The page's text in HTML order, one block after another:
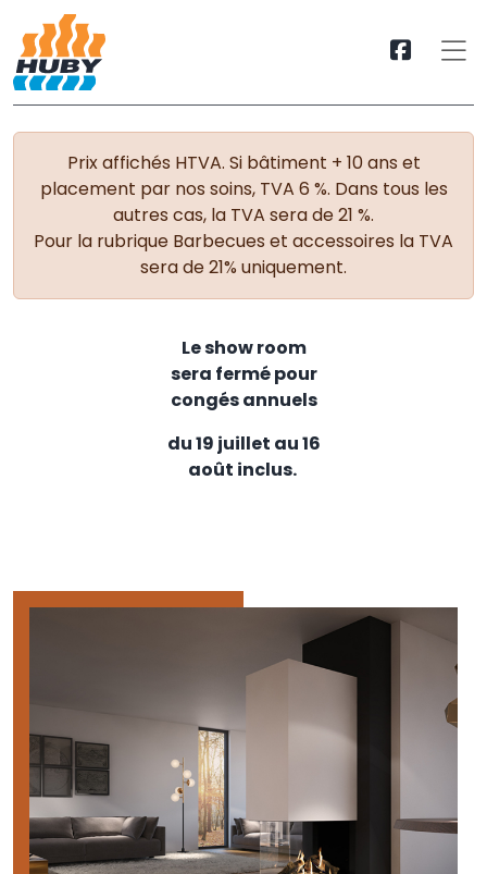
Prix affichés HTVA. Si bâtiment + 10 ans et
placement par nos soins, TVA 6 %. Dans tous les
autres cas, la TVA sera de 21 %.
Pour la rubrique Barbecues et accessoires la TVA
sera de 21% uniquement.
Le show room
sera fermé pour
congés annuels
du 19 juillet au 16
août inclus.